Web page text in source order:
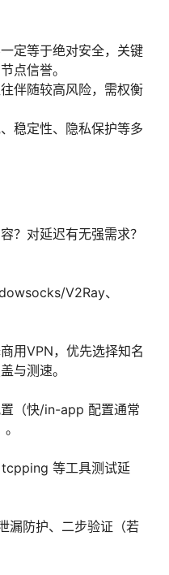
定等于绝对安全，关键
点信誉。
伴随较高风险，需权衡
稳定性、隐私保护等多
？对延迟有无强需求？
V2Ray、
用VPN，优先选择知名
与测速。
（快/in-app 配置通常
等工具测试延
漏防护、二步验证（若